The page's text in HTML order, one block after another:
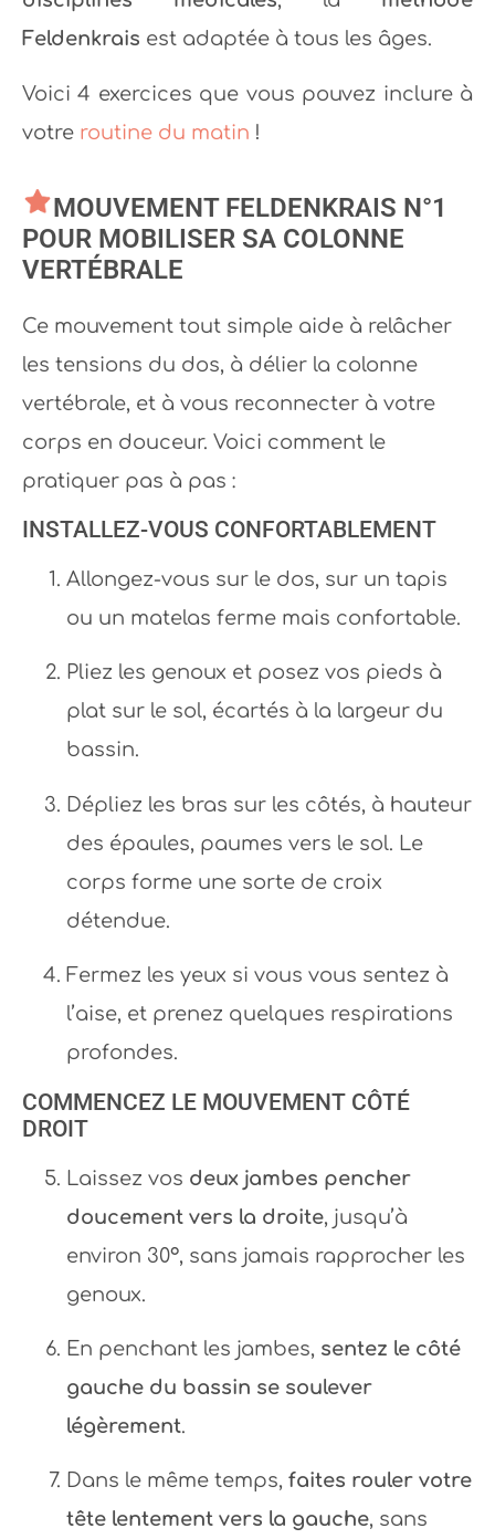
Feldenkrais est adaptée à tous les âges.
Voici 4 exercices que vous pouvez inclure à
votre routine du matin !
MOUVEMENT FELDENKRAIS N°1
POUR MOBILISER SA COLONNE
VERTÉBRALE
Ce mouvement tout simple aide à relâcher
les tensions du dos, à délier la colonne
vertébrale, et à vous reconnecter à votre
corps en douceur. Voici comment le
pratiquer pas à pas :
INSTALLEZ-VOUS CONFORTABLEMENT
Allongez-vous sur le dos, sur un tapis
ou un matelas ferme mais confortable.
Pliez les genoux et posez vos pieds à
plat sur le sol, écartés à la largeur du
bassin.
Dépliez les bras sur les côtés, à hauteur
des épaules, paumes vers le sol. Le
corps forme une sorte de croix
détendue.
Fermez les yeux si vous vous sentez à
l’aise, et prenez quelques respirations
profondes.
COMMENCEZ LE MOUVEMENT CÔTÉ
DROIT
Laissez vos deux jambes pencher
doucement vers la droite, jusqu’à
environ 30°, sans jamais rapprocher les
genoux.
En penchant les jambes, sentez le côté
gauche du bassin se soulever
légèrement.
Dans le même temps, faites rouler votre
tête lentement vers la gauche, sans